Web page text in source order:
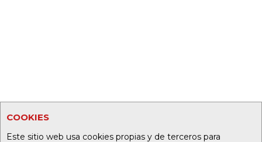
COOKIES
Este sitio web usa cookies propias y de terceros para